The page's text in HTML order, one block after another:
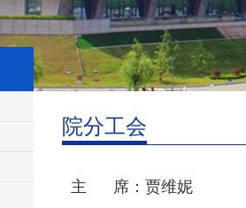
院分工会
主 席：贾维妮